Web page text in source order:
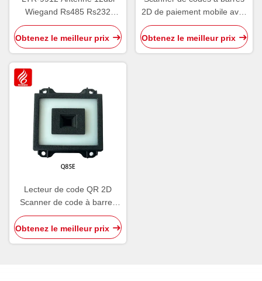
Wiegand Rs485 Rs232
Équipement de
stationnement Lecteur RFID
à longue portée
Obtenez le meilleur prix
2D de paiement mobile avec
interface USB TTL RS232
RS485
Obtenez le meilleur prix
Lecteur de code QR 2D
Scanner de code à barres
Équipement de
stationnement USB TTL
RS232 RS485 Interface
Obtenez le meilleur prix